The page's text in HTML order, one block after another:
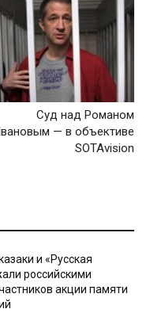
Суд над Романом
— в объективе
SOTAvision
и «Русская
российскими
акции памяти